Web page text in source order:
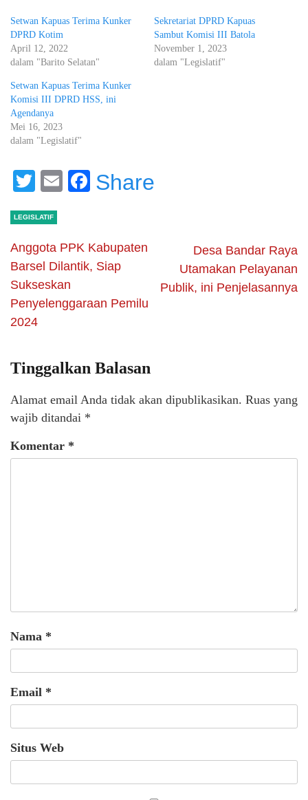
Setwan Kapuas Terima Kunker
DPRD Kotim
April 12, 2022
dalam "Barito Selatan"
Sekretariat DPRD Kapuas
Sambut Komisi III Batola
November 1, 2023
dalam "Legislatif"
Setwan Kapuas Terima Kunker
Komisi III DPRD HSS, ini
Agendanya
Mei 16, 2023
dalam "Legislatif"
Twitter
EmailFacebook
Share
LEGISLATIF
Anggota PPK Kabupaten
Barsel Dilantik, Siap
Sukseskan
Penyelenggaraan Pemilu
2024
Desa Bandar Raya
Utamakan Pelayanan
Publik, ini Penjelasannya
Tinggalkan Balasan
Alamat email Anda tidak akan dipublikasikan. Ruas yang
wajib ditandai *
Komentar *
Nama *
Email *
Situs Web